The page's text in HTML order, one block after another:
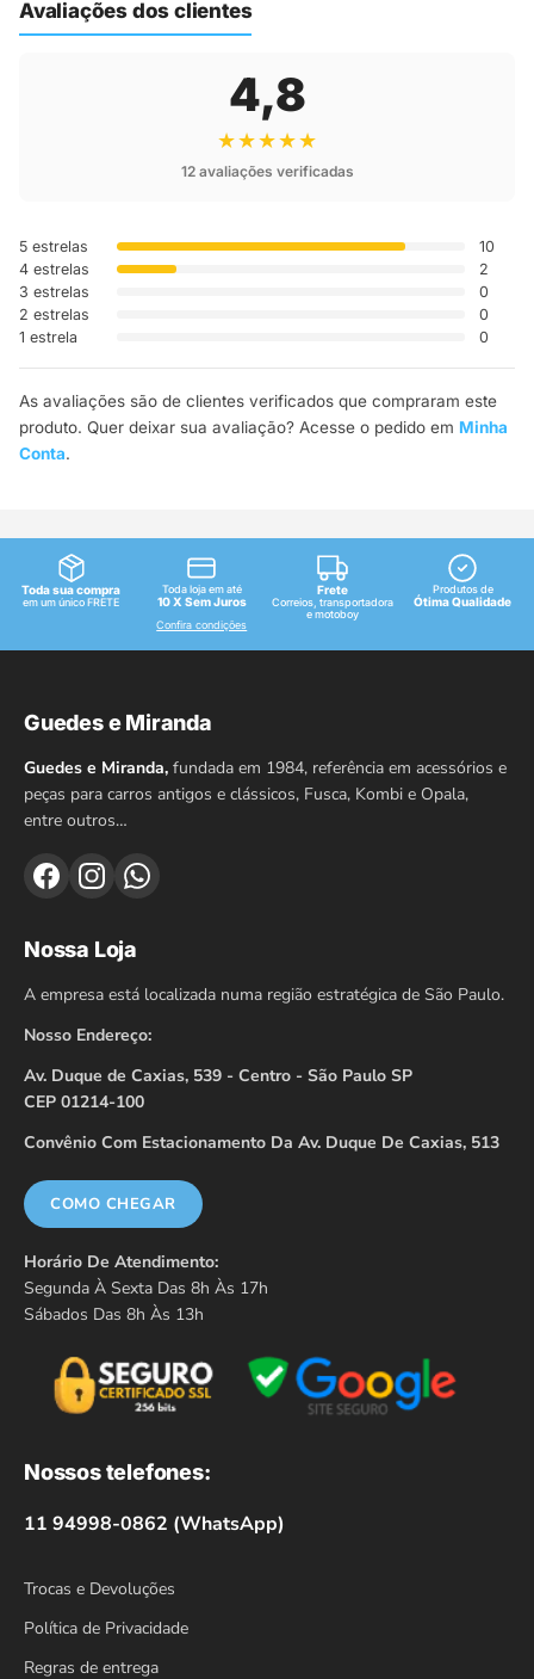
Avaliações dos clientes
4,8
★★★★★
12 avaliações verificadas
5 estrelas
10
4 estrelas
2
3 estrelas
0
2 estrelas
0
1 estrela
0
As avaliações são de clientes verificados que compraram este
produto. Quer deixar sua avaliação? Acesse o pedido em Minha
Conta.
Toda sua compra
em um único FRETE
Toda loja em até
10 X Sem Juros
Confira condições
Frete
Correios, transportadora
e motoboy
Produtos de
Ótima Qualidade
Guedes e Miranda
Guedes e Miranda, fundada em 1984, referência em acessórios e
peças para carros antigos e clássicos, Fusca, Kombi e Opala,
entre outros…
Nossa Loja
A empresa está localizada numa região estratégica de São Paulo.
Nosso Endereço:
Av. Duque de Caxias, 539 - Centro - São Paulo SP
CEP 01214-100
Convênio Com Estacionamento Da Av. Duque De Caxias, 513
COMO CHEGAR
Horário De Atendimento:
Segunda À Sexta Das 8h Às 17h
Sábados Das 8h Às 13h
Nossos telefones:
11 94998-0862 (WhatsApp)
Trocas e Devoluções
Política de Privacidade
Regras de entrega